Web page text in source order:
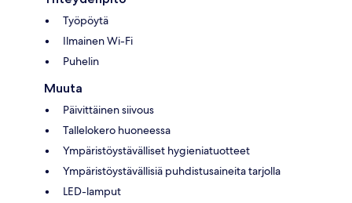
Työpöytä
Ilmainen Wi-Fi
Puhelin
Muuta
Päivittäinen siivous
Tallelokero huoneessa
Ympäristöystävälliset hygieniatuotteet
Ympäristöystävällisiä puhdistusaineita tarjolla
LED-lamput